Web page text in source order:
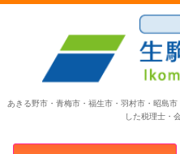
あきる野市・青梅市・福生市・羽村市・昭島
した税理士・